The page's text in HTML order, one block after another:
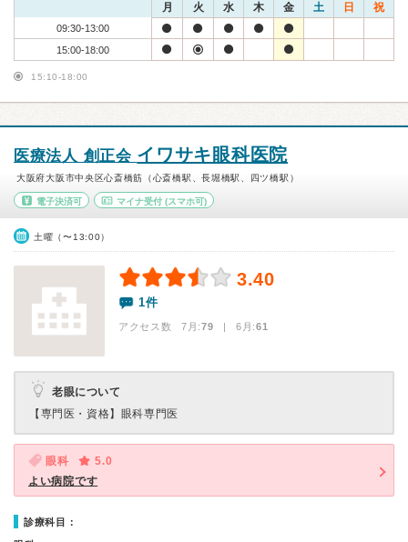
月 火 水 木 金 土 日 祝
09:30-13:00
15:00-18:00
15:10-18:00
医療法人 創正会 イワサキ眼科医院
大阪府大阪市中央区心斎橋筋（心斎橋駅、長堀橋駅、四ツ橋駅）
電子決済可 マイナ受付(スマホ可)
土曜（〜13:00）
3.40
1件
アクセス数 7月:79 | 6月:61
老眼について
【専門医・資格】 眼科専門医
眼科
5.0
よい病院です
診療科目：